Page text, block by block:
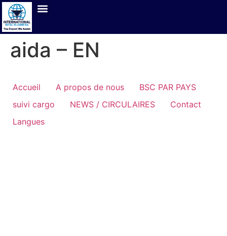
aida – EN
Accueil A propos de nous
BSC PAR PAYS
suivi cargo
NEWS / CIRCULAIRES
Contact
Langues